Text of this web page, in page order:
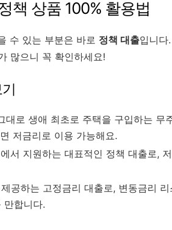
책 상품 100% 활용법
수 있는 부분은 바로 정책 대출입니다
많으니 꼭 확인하세요!
대로 생애 최초로 주택을 구입하는 무
저금리로 이용 가능해요.
서 지원하는 대표적인 정책 대출로,
공하는 고정금리 대출로, 변동금리
만합니다.